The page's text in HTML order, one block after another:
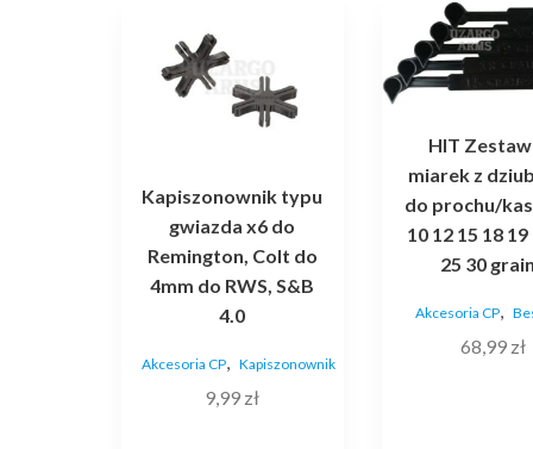
Kapiszonownik typu
gwiazda x6 do
Remington, Colt do
4mm do RWS, S&B
4.0
Akcesoria CP, Kapiszonownik
9,99 zł
HIT
miarek z
do prochu/
10 12 15 18
25 30
Akcesoria CP,
68,99 zł